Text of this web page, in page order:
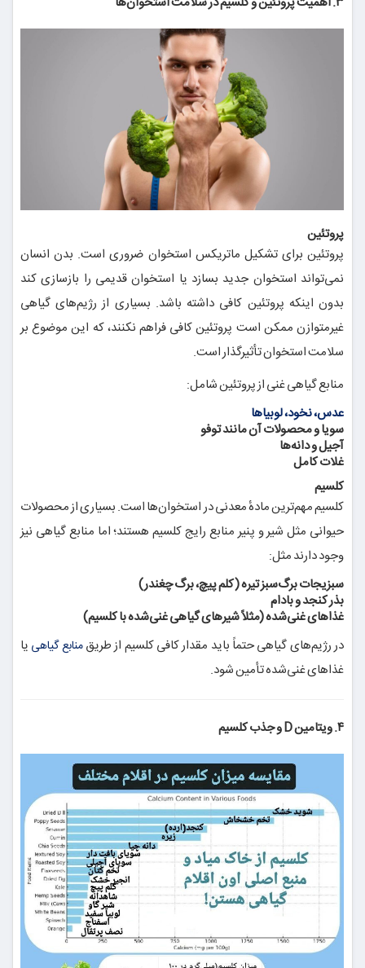
پروتئین
پروتئین برای تشکیل ماتریکس استخوان ضروری است. بدن انسان
نمی‌تواند استخوان جدید بسازد یا استخوان قدیمی را بازسازی کند
بدون اینکه پروتئین کافی داشته باشد. بسیاری از رژیم‌های گیاهی
غیرمتوازن ممکن است پروتئین کافی فراهم نکنند، که این موضوع بر
سلامت استخوان تأثیرگذار است.
منابع گیاهی غنی از پروتئین شامل:
عدس، نخود، لوبیاها
سویا و محصولات آن مانند توفو
آجیل و دانه‌ها
غلات کامل
کلسیم
کلسیم مهم‌ترین مادهٔ معدنی در استخوان‌ها است. بسیاری از محصولات
حیوانی مثل شیر و پنیر منابع رایج کلسیم هستند؛ اما منابع گیاهی نیز
وجود دارند مثل:
سبزیجات برگ‌سبز تیره (کلم پیچ، برگ چغندر)
بذر کنجد و بادام
غذاهای غنی‌شده (مثلاً شیرهای گیاهی غنی‌شده با کلسیم)
در رژیم‌های گیاهی حتماً باید مقدار کافی کلسیم از طریقمنابع گیاهی یا
غذاهای غنی‌شده تأمین شود.
۴. ویتامین D و جذب کلسیم